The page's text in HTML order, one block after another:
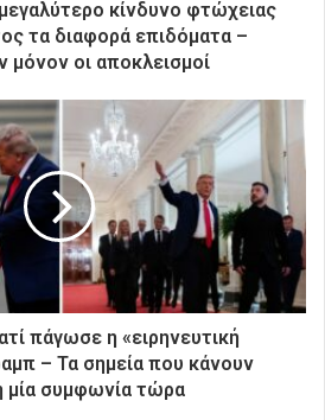
κίνδυνο φτώχειας
τα διαφορά επιδόματα –
μόνον οι αποκλεισμοί
πάγωσε η «ειρηνευτική
– Τα σημεία που κάνουν
μία συμφωνία τώρα